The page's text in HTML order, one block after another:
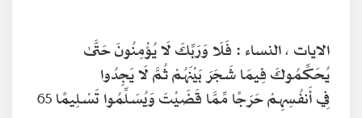
الايات ، النساء :فَلَا وَرَبِّكَ لَا يُؤْمِنُونَ حَتَّىٰ
يُحَكِّمُوكَ فِيمَا شَجَرَ بَيْنَهُمْ ثُمَّ لَا يَجِدُوا
فِي أَنفُسِهِمْ حَرَجًا مِّمَّا قَضَيْتَ وَيُسَلِّمُوا تَسْلِيمًا